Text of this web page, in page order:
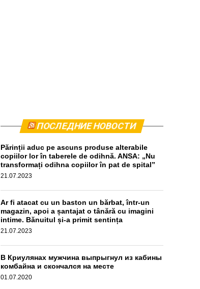
ПОСЛЕДНИЕ НОВОСТИ
Părinții aduc pe ascuns produse alterabile
copiilor lor în taberele de odihnă. ANSA: „Nu
transformați odihna copiilor în pat de spital”
21.07.2023
Ar fi atacat cu un baston un bărbat, într-un
magazin, apoi a șantajat o tânără cu imagini
intime. Bănuitul și-a primit sentința
21.07.2023
В Криулянах мужчина выпрыгнул из кабины
комбайна и скончался на месте
01.07.2020